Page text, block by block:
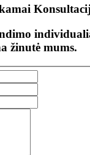
žinutė mums.